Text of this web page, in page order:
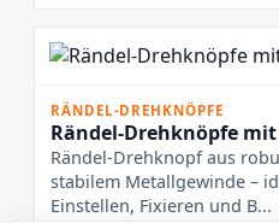
RÄNDEL-DREHKNÖPFE
Rändel-Drehknöpfe
Rändel-Drehknopf aus
stabilem Metallgewinde –
Einstellen, Fixieren und B...